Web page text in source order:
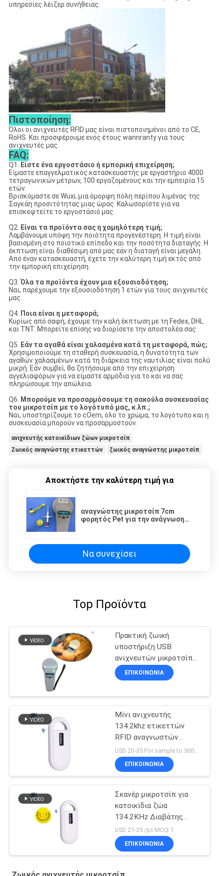
υπηρεσίες λέιζερ συνήθειας.
Πιστοποίηση:
Όλοι οι ανιχνευτές RFID μας είναι πιστοποιημένοι από το CE,
RoHS. Και προσφέρουμε ενός έτους wannranty για τους
ανιχνευτές μας.
FAQ:
Q1.
Είστε ένα εργοστάσιο ή εμπορική επιχείρηση;
Είμαστε επαγγελματικός κατασκευαστής με εργαστήριο 4000
τετραγωνικών μέτρων, 100 εργαζομένους και την εμπειρία 15
ετών.
Βρισκόμαστε σε Wuxi, μια όμορφη πόλη περίπου λιμένας της
Σαγκάη προσιτότητας μιας ώρας. Καλωσορίστε για να
επισκεφτείτε το εργοστάσιό μας.
Q2.
Είναι τα προϊόντα σας η χαμηλότερη τιμή;
Λαμβάνουμε υπόψη την ποιότητα προγενέστερη. Η τιμή είναι
βασισμένη στο ποιοτικό επίπεδο και την ποσότητα διαταγής. Η
έκπτωση είναι διαθέσιμη από μας εάν η διαταγή είναι μεγάλη.
Από έναν κατασκευαστή, έχετε την καλύτερη τιμή εκτός από
την εμπορική επιχείρηση.
Q3.Όλα τα προϊόντα έχουν μια εξουσιοδότηση;
Ναι, παρέχουμε την εξουσιοδότηση 1 ετών για τους ανιχνευτές
μας.
Q4. Ποια είναι η μεταφορά;
Κυρίως από σαφή, έχουμε την καλή έκπτωση με τη Fedex, DHL
και TNT. Μπορείτε επίσης να διορίσετε την αποστολέα σας.
Q5.
Εάν τα αγαθά είναι χαλασμένα κατά τη μεταφορά, πώς;
Χρησιμοποιούμε τη σταθερή συσκευασία, η δυνατότητα των
αγαθών χαλασμένων κατά τη διάρκεια της ναυτιλίας είναι πολύ
μικρή. Εάν συμβεί, θα ζητήσουμε από την επιχείρηση
αγγελιαφόρων για να είμαστε αρμόδια για το και να σας
πληρώσουμε την απώλεια.
Q6.
Μπορούμε να προσαρμόσουμε τη σακούλα συσκευασίας
του μικροτσίπ με το λογότυπό μας, κ.λπ.;
Ναι, υποστηρίζουμε το cOem, όλο το χρώμα, το λογότυπο και η
συσκευασία μπορούν να προσαρμοστούν.
ανιχνευτής κατοικίδιων ζώων μικροτσίπ
Ζωικός αναγνώστης ετικεττών
ζωικός αναγνώστης μικροτσίπ
Αποκτήστε την καλύτερη τιμή για
αναγνώστης μικροτσίπ 7cm
φορητός Pet για την ανάγνωση
Να συνεχίσει
Top Προϊόντα
Πρακτική ζωική
υποστήριξη USB
ανιχνευτών μικροτσίπ
με την αποθήκευση 1000
στοιχείων αρχείων
ΕΠΙΚΟΙΝΩΝΙΑ
Μίνι ανιχνευτής
134.2khz ετικεττών
RFID αναγνωστών
μικροτσίπ ταυτότητας
Hanheld
ΕΠΙΚΟΙΝΩΝΙΑ
Σκανέρ μικροτσίπ για
κατοικίδια ζώα
134.2KHz Διαβάτης
μικροτσίπ ζώων PT160
Σκανέρ μικροτσίπ
σκύλου
USD 21-35 /pc MOQ:1
ΕΠΙΚΟΙΝΩΝΙΑ